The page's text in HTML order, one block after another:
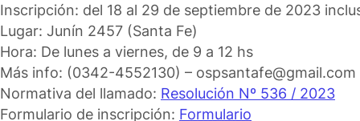
Inscripción: del 18 al 29 de septiembre de 2023
Lugar: Junín 2457 (Santa Fe)
Hora: De lunes a viernes, de 9 a 12 hs
Más info: (0342-4552130) – ospsantafe@gmail.com
Normativa del llamado: Resolución Nº 536 / 2023
Formulario de inscripción: Formulario